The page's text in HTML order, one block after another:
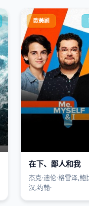
欧美剧
在下、鄙人和我
杰克·迪伦·格雷泽,鲍
汉,约翰·